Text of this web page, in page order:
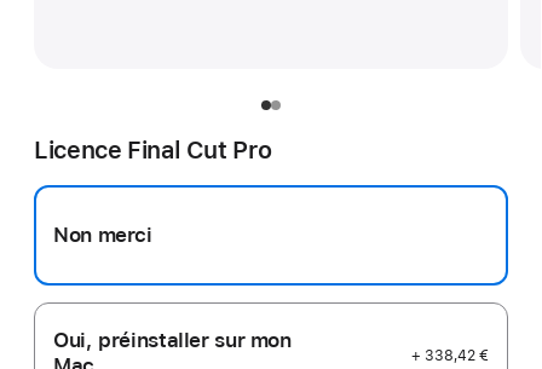
Licence Final Cut Pro
Non merci
Oui, préinstaller sur mon
+ 338,42 €